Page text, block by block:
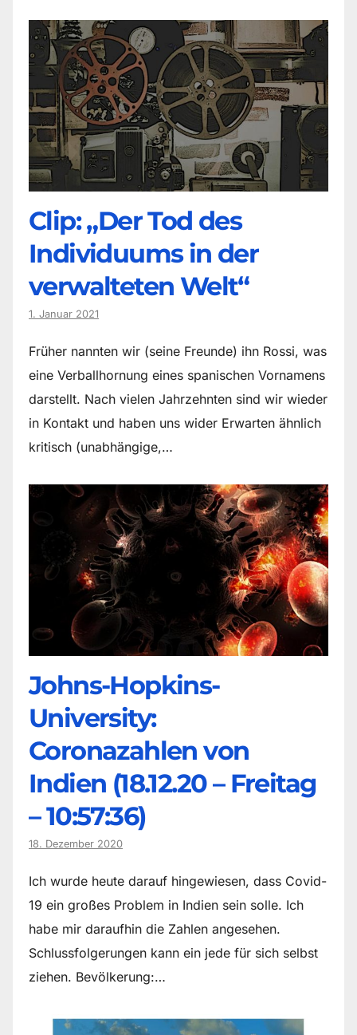
Clip: „Der Tod des
Individuums in der
verwalteten Welt“
1. Januar 2021
Früher nannten wir (seine Freunde) ihn Rossi, was
eine Verballhornung eines spanischen Vornamens
darstellt. Nach vielen Jahrzehnten sind wir wieder
in Kontakt und haben uns wider Erwarten ähnlich
kritisch (unabhängige,…
Johns-Hopkins-
University:
Coronazahlen von
Indien (18.12.20 – Freitag
– 10:57:36)
18. Dezember 2020
Ich wurde heute darauf hingewiesen, dass Covid-
19 ein großes Problem in Indien sein solle. Ich
habe mir daraufhin die Zahlen angesehen.
Schlussfolgerungen kann ein jede für sich selbst
ziehen. Bevölkerung:…